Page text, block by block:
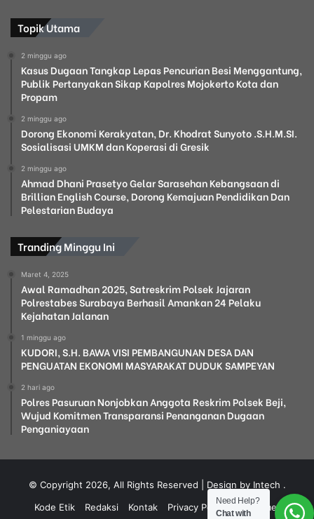
Topik Utama
2 minggu ago
Kasus Dugaan Tangkap Lepas Pencurian Besi Menggantung,
Publik Pertanyakan Sikap Kapolres Mojokerto Kota dan
Propam
2 minggu ago
Dorong Ekonomi Kerakyatan, Dr. Khodrat Sunyoto .S.H.M.SI.
Sosialisasi UMKM dan Koperasi di Gresik
2 minggu ago
Ahmad Dhani Prasetyo Gelar Sarasehan Kebangsaan di
Brillian English Course, Dorong Kemajuan Pendidikan Dan
Pelestarian Budaya
Tranding Minggu Ini
Maret 4, 2025
Awal Ramadhan 2025, Satreskrim Polsek Jajaran
Polrestabes Surabaya Berhasil Amankan 24 Pelaku
Kejahatan Jalanan
1 minggu ago
KUDORI, S.H. BAWA VISI PEMBANGUNAN DESA DAN
PENGUATAN EKONOMI MASYARAKAT DUDUK SAMPEYAN
2 hari ago
Polres Pasuruan Nonjobkan Anggota Reskrim Polsek Beji,
Wujud Komitmen Transparansi Penanganan Dugaan
Penganiayaan
© Copyright 2026, All Rights Reserved | Design by Intech .
Kode Etik
Redaksi Kontak Privacy Policy Disclaimer
Need Help?
Chat with